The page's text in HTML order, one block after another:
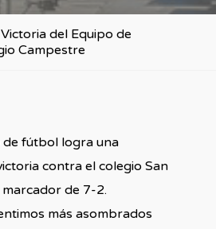
del Equipo de
Campestre
fútbol logra una
contra el colegio San
marcador de 7-2.
más asombrados